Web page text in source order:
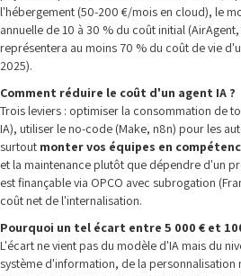
l'hébergement (50-200 €/mois en cloud), le
annuelle de 10 à 30 % du coût initial
représentera au moins 70 % du coût de vie
2025).
Comment réduire le coût d'un agent IA ?
Trois leviers : optimiser la consommation de
IA), utiliser le no-code (Make, n8n) pour les
surtout monter vos équipes en
et la maintenance plutôt que dépendre d'un
est finançable via OPCO avec subrogation
coût net de l'internalisation.
Pourquoi un tel écart entre 5 000 € et
L'écart ne vient pas du modèle d'IA mais du
système d'information, de la personnalisation